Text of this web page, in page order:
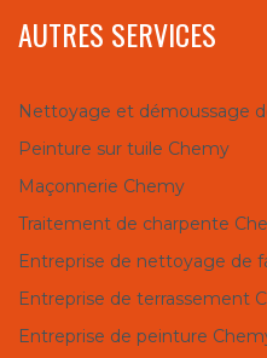
AUTRES SERVICES
Nettoyage et démoussage
Peinture sur tuile Chemy
Maçonnerie Chemy
Traitement de charpente
Entreprise de nettoyage de
Entreprise de terrassement
Entreprise de peinture